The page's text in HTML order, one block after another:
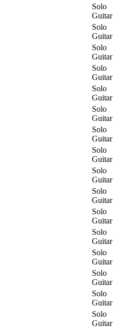
Solo
Guitar
Solo
Guitar
Solo
Guitar
Solo
Guitar
Solo
Guitar
Solo
Guitar
Solo
Guitar
Solo
Guitar
Solo
Guitar
Solo
Guitar
Solo
Guitar
Solo
Guitar
Solo
Guitar
Solo
Guitar
Solo
Guitar
Solo
Guitar